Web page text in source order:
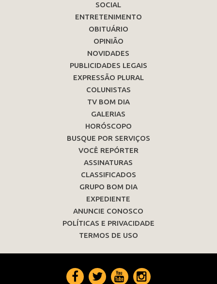
SOCIAL
ENTRETENIMENTO
OBITUÁRIO
OPINIÃO
NOVIDADES
PUBLICIDADES LEGAIS
EXPRESSÃO PLURAL
COLUNISTAS
TV BOM DIA
GALERIAS
HORÓSCOPO
BUSQUE POR SERVIÇOS
VOCÊ REPÓRTER
ASSINATURAS
CLASSIFICADOS
GRUPO BOM DIA
EXPEDIENTE
ANUNCIE CONOSCO
POLÍTICAS E PRIVACIDADE
TERMOS DE USO